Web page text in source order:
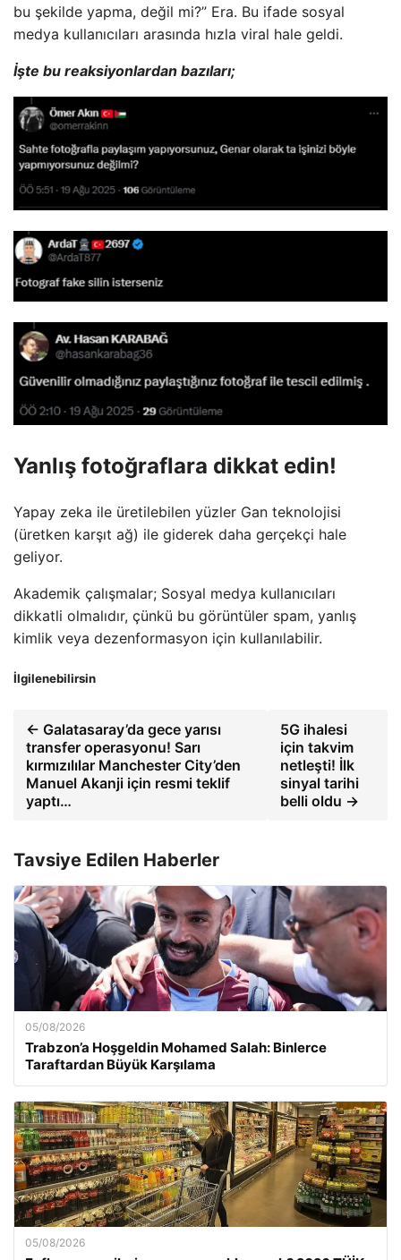
bu şekilde yapma, değil mi?” Era. Bu ifade sosyal
medya kullanıcıları arasında hızla viral hale geldi.
İşte bu reaksiyonlardan bazıları;
Yanlış fotoğraflara dikkat edin!
Yapay zeka ile üretilebilen yüzler Gan teknolojisi
(üretken karşıt ağ) ile giderek daha gerçekçi hale
geliyor.
Akademik çalışmalar; Sosyal medya kullanıcıları
dikkatli olmalıdır, çünkü bu görüntüler spam, yanlış
kimlik veya dezenformasyon için kullanılabilir.
İlgilenebilirsin
← Galatasaray’da gece yarısı
transfer operasyonu! Sarı
kırmızılılar Manchester City’den
Manuel Akanji için resmi teklif
yaptı…
5G ihalesi
için takvim
netleşti! İlk
sinyal tarihi
belli oldu →
Tavsiye Edilen Haberler
05/08/2026
Trabzon’a Hoşgeldin Mohamed Salah: Binlerce
Taraftardan Büyük Karşılama
05/08/2026